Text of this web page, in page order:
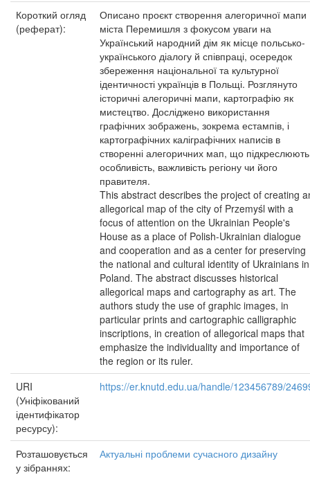
Короткий огляд
(реферат):
Описано проєкт створення алегоричної мапи
міста Перемишля з фокусом уваги на
Український народний дім як місце польсько-
українського діалогу й співпраці, осередок
збереження національної та культурної
ідентичності українців в Польщі. Розглянуто
історичні алегоричні мапи, картографію як
мистецтво. Досліджено використання
графічних зображень, зокрема естампів, і
картографічних каліграфічних написів в
створенні алегоричних мап, що підкреслюють
особливість, важливість регіону чи його
правителя.
This abstract describes the project of creating
allegorical map of the city of Przemyśl with a
focus of attention on the Ukrainian People's
House as a place of Polish-Ukrainian dialogue
and cooperation and as a center for preserving
the national and cultural identity of Ukrainians in
Poland. The abstract discusses historical
allegorical maps and cartography as art. The
authors study the use of graphic images, in
particular prints and cartographic calligraphic
inscriptions, in creation of allegorical maps that
emphasize the individuality and importance of
the region or its ruler.
URI
(Уніфікований
ідентифікатор
ресурсу):
https://er.knutd.edu.ua/handle/123456789/
Розташовується
у зібраннях:
Актуальні проблеми сучасного дизайну